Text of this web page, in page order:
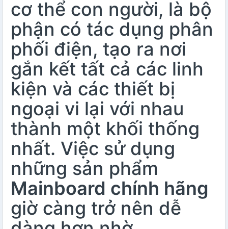
cơ thể con người, là bộ
phận có tác dụng phân
phối điện, tạo ra nơi
gắn kết tất cả các linh
kiện và các thiết bị
ngoại vi lại với nhau
thành một khối thống
nhất. Việc sử dụng
những sản phẩm
Mainboard chính hãng
giờ càng trở nên dễ